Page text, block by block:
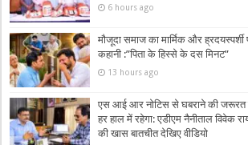
6 hours ago
मौजूदा समाज का मार्मिक और
कहानी :”पिता के हिस्से के दस मिनट”
13 hours ago
एस आई आर नोटिस से घबराने की जरूरत
हर हाल में रहेगा: एडीएम नैनीताल विवेक
की खास बातचीत देखिए वीडियो